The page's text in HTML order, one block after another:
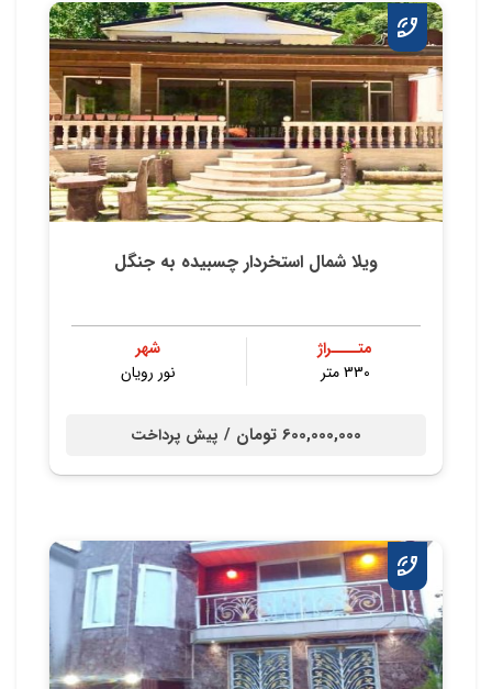
ویلا شمال استخردار چسبیده به جنگل
متــــراژ
330 متر
شهر
نور رویان
600,000,000 تومان / پیش پرداخت